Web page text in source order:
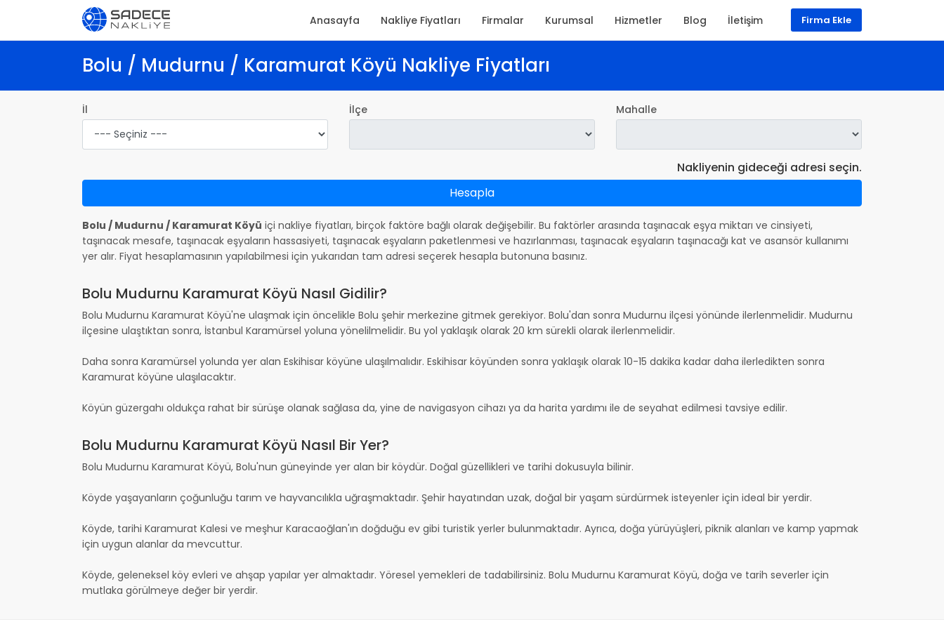
Bolu / Mudurnu / Karamurat Köyü Nakliye Fiyatları
İl İlçe Mahalle
Nakliyenin gideceği adresi seçin.
Hesapla
Bolu / Mudurnu / Karamurat Köyü içi nakliye fiyatları, birçok faktöre bağlı olarak değişebilir. Bu faktörler arasında taşınacak eşya miktarı ve cinsiyeti,
taşınacak mesafe, taşınacak eşyaların hassasiyeti, taşınacak eşyaların paketlenmesi ve hazırlanması, taşınacak eşyaların taşınacağı kat ve asansör kullanımı
yer alır. Fiyat hesaplamasının yapılabilmesi için yukarıdan tam adresi seçerek hesapla butonuna basınız.
Bolu Mudurnu Karamurat Köyü Nasıl Gidilir?
Bolu Mudurnu Karamurat Köyü'ne ulaşmak için öncelikle Bolu şehir merkezine gitmek gerekiyor. Bolu'dan sonra Mudurnu ilçesi yönünde ilerlenmelidir. Mudurnu
ilçesine ulaştıktan sonra, İstanbul Karamürsel yoluna yönelilmelidir. Bu yol yaklaşık olarak 20 km sürekli olarak ilerlenmelidir.
Daha sonra Karamürsel yolunda yer alan Eskihisar köyüne ulaşılmalıdır. Eskihisar köyünden sonra yaklaşık olarak 10-15 dakika kadar daha ilerledikten sonra
Karamurat köyüne ulaşılacaktır.
Köyün güzergahı oldukça rahat bir sürüşe olanak sağlasa da, yine de navigasyon cihazı ya da harita yardımı ile de seyahat edilmesi tavsiye edilir.
Bolu Mudurnu Karamurat Köyü Nasıl Bir Yer?
Bolu Mudurnu Karamurat Köyü, Bolu'nun güneyinde yer alan bir köydür. Doğal güzellikleri ve tarihi dokusuyla bilinir.
Köyde yaşayanların çoğunluğu tarım ve hayvancılıkla uğraşmaktadır. Şehir hayatından uzak, doğal bir yaşam sürdürmek isteyenler için ideal bir yerdir.
Köyde, tarihi Karamurat Kalesi ve meşhur Karacaoğlan'ın doğduğu ev gibi turistik yerler bulunmaktadır. Ayrıca, doğa yürüyüşleri, piknik alanları ve kamp yapmak
için uygun alanlar da mevcuttur.
Köyde, geleneksel köy evleri ve ahşap yapılar yer almaktadır. Yöresel yemekleri de tadabilirsiniz. Bolu Mudurnu Karamurat Köyü, doğa ve tarih severler için
mutlaka görülmeye değer bir yerdir.
Firma Ekle
Anasayfa Nakliye Fiyatları Firmalar Kurumsal Hizmetler Blog İletişim